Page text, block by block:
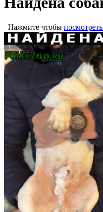
Нажмите чтобы